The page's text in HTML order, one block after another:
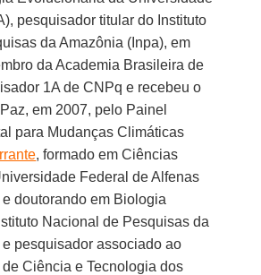
pesquisador titular do Instituto
da Amazônia (Inpa), em
da Academia Brasileira de
1A de CNPq e recebeu o
em 2007, pelo Painel
para Mudanças Climáticas
, formado em Ciências
Federal de Alfenas
doutorando em Biologia
Nacional de Pesquisas da
pesquisador associado ao
de Ciência e Tecnologia dos